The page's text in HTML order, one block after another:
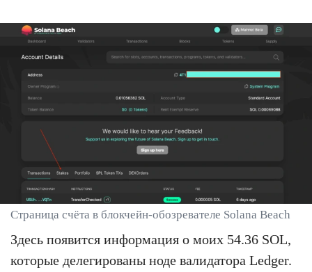
Страница счёта в блокчейн-обозревателе Solana Beach
Здесь появится информация о моих 54.36 SOL,
которые делегированы ноде валидатора Ledger.